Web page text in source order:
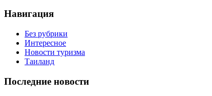
Навигация
Без рубрики
Интересное
Новости туризма
Таиланд
Последние новости